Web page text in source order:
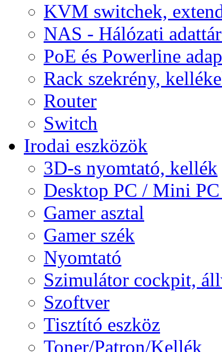
KVM switchek,
NAS - Hálózati
PoE és Powerline
Rack szekrény,
Router
Switch
Irodai eszközök
3D-s nyomtató, kellék
Desktop PC / Mini
Gamer asztal
Gamer szék
Nyomtató
Szimulátor cockpit,
Szoftver
Tisztító eszköz
Toner/Patron/Kellék